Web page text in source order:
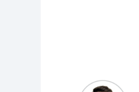
verimliliği,
konular
benimseyerek
yapılar ortaya
dönüşümde